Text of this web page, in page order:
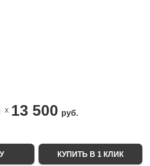
X 13 500 руб.
КУПИТЬ В 1 КЛИК